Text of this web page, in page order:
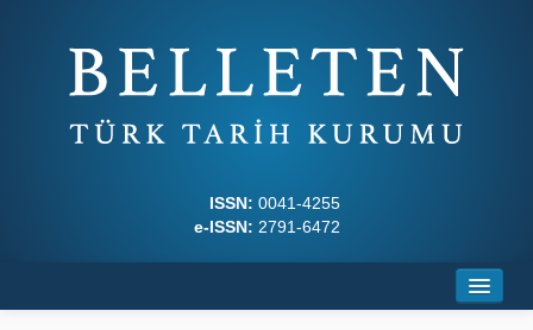
ISSN: 0041-4255
e-ISSN: 2791-6472